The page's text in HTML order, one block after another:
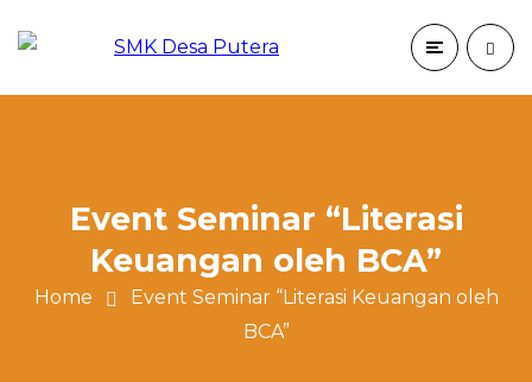
Event Seminar “Literasi
Keuangan oleh BCA”
Home
Event Seminar “Literasi Keuangan oleh
BCA”